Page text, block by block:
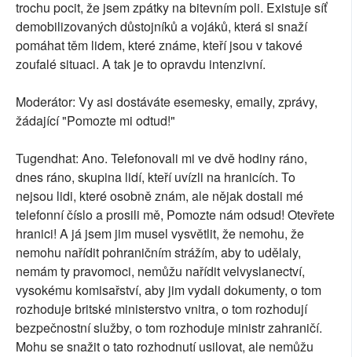
trochu pocit, že jsem zpátky na bitevním poli. Existuje síť
demobilizovaných důstojníků a vojáků, která si snaží
pomáhat těm lidem, které známe, kteří jsou v takové
zoufalé situaci. A tak je to opravdu intenzivní.
Moderátor: Vy asi dostáváte esemesky, emaily, zprávy,
žádající "Pomozte mi odtud!"
Tugendhat: Ano. Telefonovali mi ve dvě hodiny ráno,
dnes ráno, skupina lidí, kteří uvízli na hranicích. To
nejsou lidi, které osobně znám, ale nějak dostali mé
telefonní číslo a prosili mě, Pomozte nám odsud! Otevřete
hranici! A já jsem jim musel vysvětlit, že nemohu, že
nemohu nařídit pohraničním strážím, aby to udělaly,
nemám ty pravomoci, nemůžu nařídit velvyslanectví,
vysokému komisařství, aby jim vydali dokumenty, o tom
rozhoduje britské ministerstvo vnitra, o tom rozhodují
bezpečnostní služby, o tom rozhoduje ministr zahraničí.
Mohu se snažit o tato rozhodnutí usilovat, ale nemůžu